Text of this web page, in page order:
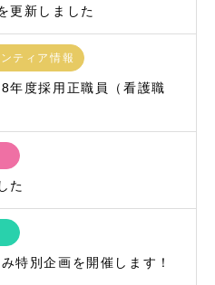
更新しました
ティア情報
年度採用正職員（看護職
た
特別企画を開催します！